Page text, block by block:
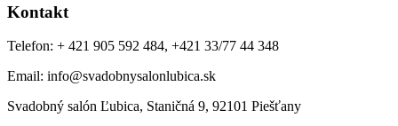
Kontakt
Telefon: + 421 905 592 484, +421 33/77 44 348
Email: info@svadobnysalonlubica.sk
Svadobný salón Ľubica, Staničná 9, 92101 Piešťany